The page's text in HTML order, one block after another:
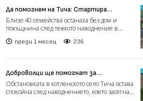
Да помогнем на Тича: Стартира
дарителска кампания за пострадалите
семейства (видео)
Близо 40 семейства останаха без дом и
покъщнина след тежкото наводнение в
преди 1 месец 236
Доброволци ще помогнат за
разчистването след наводнението в
село Тича (видео)
Обстановката в котленското село Тича остава
спокойна след наводнението, което засегна